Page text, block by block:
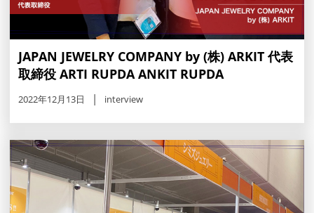
JAPAN JEWELRY COMPANY by (株) ARKIT 代表
取締役 ARTI RUPDA ANKIT RUPDA
2022年12月13日 interview